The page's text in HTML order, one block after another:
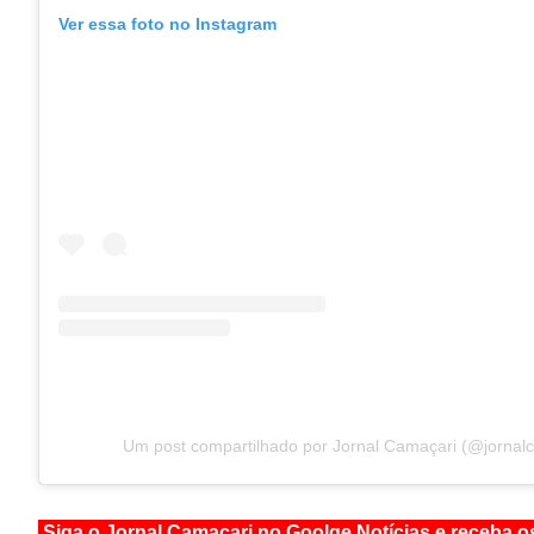
Ver essa foto no Instagram
Um post compartilhado por Jornal Camaçari